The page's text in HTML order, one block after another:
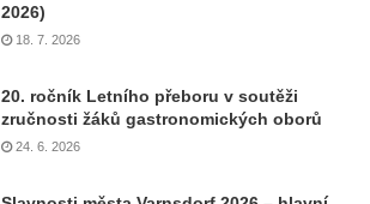
2026)
18. 7. 2026
20. ročník Letního přeboru v soutěži
zručnosti žáků gastronomických oborů
24. 6. 2026